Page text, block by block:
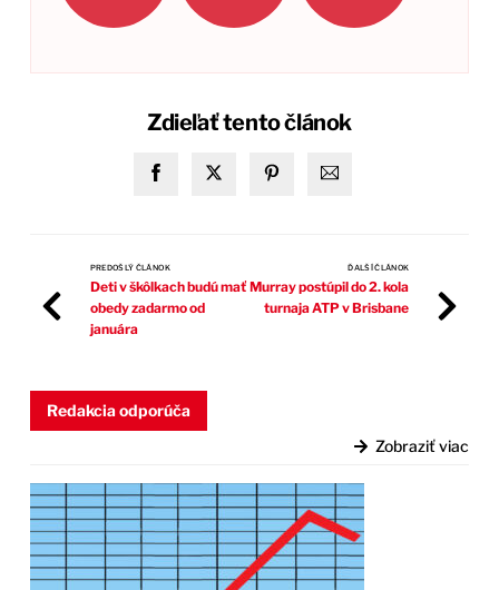
Zdieľať tento článok
PREDOŠLÝ ČLÁNOK
Deti v škôlkach budú mať
obedy zadarmo od
januára
ĎALŠÍ ČLÁNOK
Murray postúpil do 2. kola
turnaja ATP v Brisbane
Redakcia odporúča
Zobraziť viac